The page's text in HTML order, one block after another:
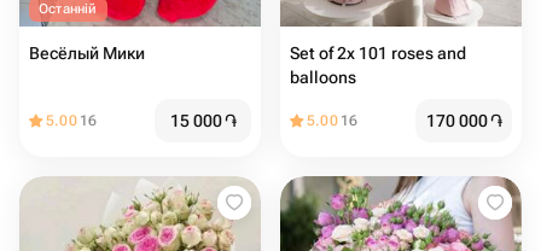
Останній
Весёлый Мики
5.00 16 15 000֏
Set of 2x 101 roses and
balloons
5.00 16 170 000֏